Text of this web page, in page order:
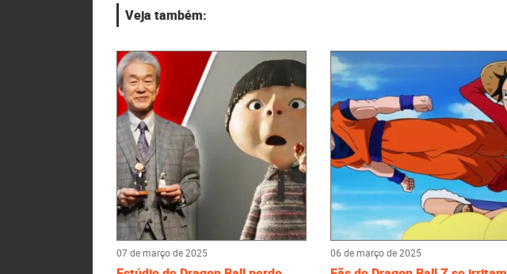
Veja também:
07 de março de 2025 06 de março de 2025